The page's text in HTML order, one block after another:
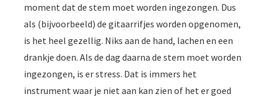
moment dat de stem moet worden ingezongen. Dus
als (bijvoorbeeld) de gitaarrifjes worden opgenomen,
is het heel gezellig. Niks aan de hand, lachen en een
drankje doen. Als de dag daarna de stem moet worden
ingezongen, is er stress. Dat is immers het
instrument waar je niet aan kan zien of het er goed